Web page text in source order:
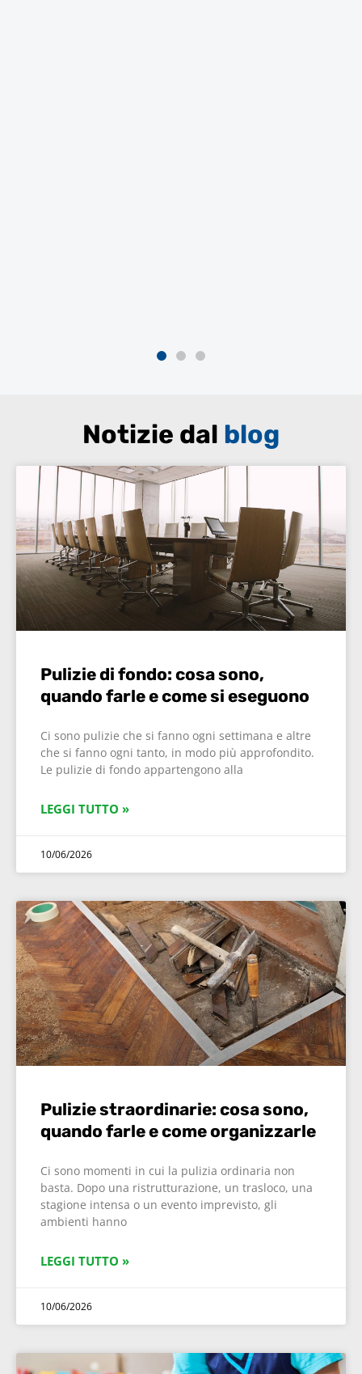
Da diversi anni la SAGEM cura le pulizie presso il
soddisfazione, mia e dei condomini, è sempre stata
molto positiva. Possiamo sempre far affidamento
sulla società e sugli addetti, molto preparati e
professionali. per la risoluzione di qualsiasi
problematica. Posso sicuramente raccomandare la
SAGEM a tutti coloro siano alla ricerca di
un'impresa di pulizie competente in materia e di
fiducia.
Notizie dal blog
Pulizie di fondo: cosa sono,
quando farle e come si eseguono
Ci sono pulizie che si fanno ogni settimana e altre
che si fanno ogni tanto, in modo più approfondito.
Le pulizie di fondo appartengono alla
LEGGI TUTTO »
10/06/2026
Pulizie straordinarie: cosa sono,
quando farle e come organizzarle
Ci sono momenti in cui la pulizia ordinaria non
basta. Dopo una ristrutturazione, un trasloco, una
stagione intensa o un evento imprevisto, gli
ambienti hanno
LEGGI TUTTO »
10/06/2026